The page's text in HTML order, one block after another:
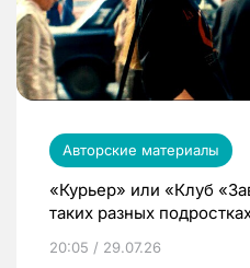
Авторские материалы
«Курьер» или «Клуб
таких разных
20:05 / 29.07.26